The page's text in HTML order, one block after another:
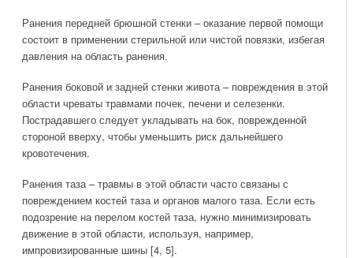
Ранения передней брюшной стенки – оказание первой помощи
состоит в применении стерильной или чистой повязки, избегая
давления на область ранения.
Ранения боковой и задней стенки живота – повреждения в этой
области чреваты травмами почек, печени и селезенки.
Пострадавшего следует укладывать на бок, поврежденной
стороной вверху, чтобы уменьшить риск дальнейшего
кровотечения.
Ранения таза – травмы в этой области часто связаны с
повреждением костей таза и органов малого таза. Если есть
подозрение на перелом костей таза, нужно минимизировать
движение в этой области, используя, например,
импровизированные шины [4, 5].